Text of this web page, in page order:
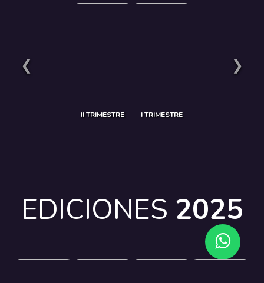
❮
II TRIMESTRE I TRIMESTRE
❯
EDICIONES 2025